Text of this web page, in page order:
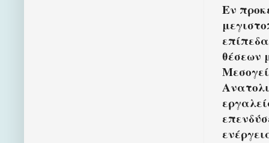
Εν
θέσεων